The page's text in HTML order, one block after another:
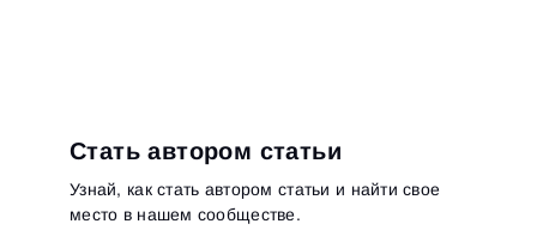
Стать автором статьи
Узнай, как стать автором статьи и найти свое
место в нашем сообществе.